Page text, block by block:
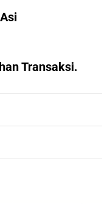
Transaksi.